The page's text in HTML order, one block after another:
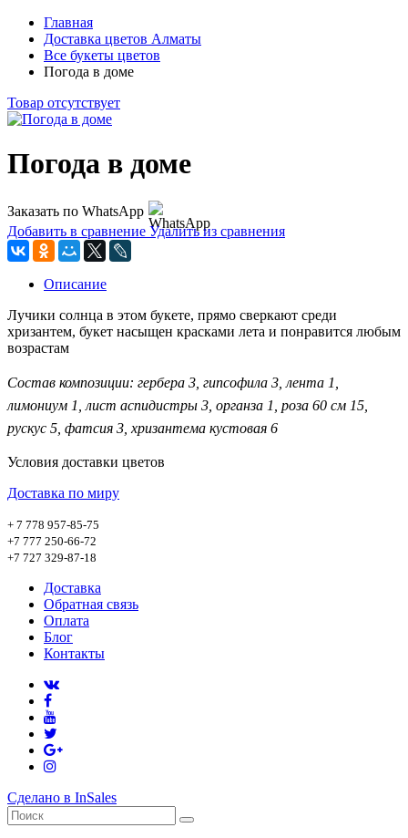
Главная
Доставка цветов Алматы
Все букеты цветов
Погода в доме
Товар отсутствует
Погода в доме
Заказать по WhatsApp
Добавить в сравнение Удалить из сравнения
Описание
Лучики солнца в этом букете, прямо сверкают среди
хризантем, букет насыщен красками лета и понравится любым
возрастам
Состав композиции: гербера 3, гипсофила 3, лента 1,
лимониум 1, лист аспидистры 3, органза 1, роза 60 см 15,
рускус 5, фатсия 3, хризантема кустовая 6
Условия доставки цветов
Доставка по миру
+ 7 778 957-85-75
+7 777 250-66-72
+7 727 329-87-18
Доставка
Обратная связь
Оплата
Блог
Контакты
Сделано в InSales